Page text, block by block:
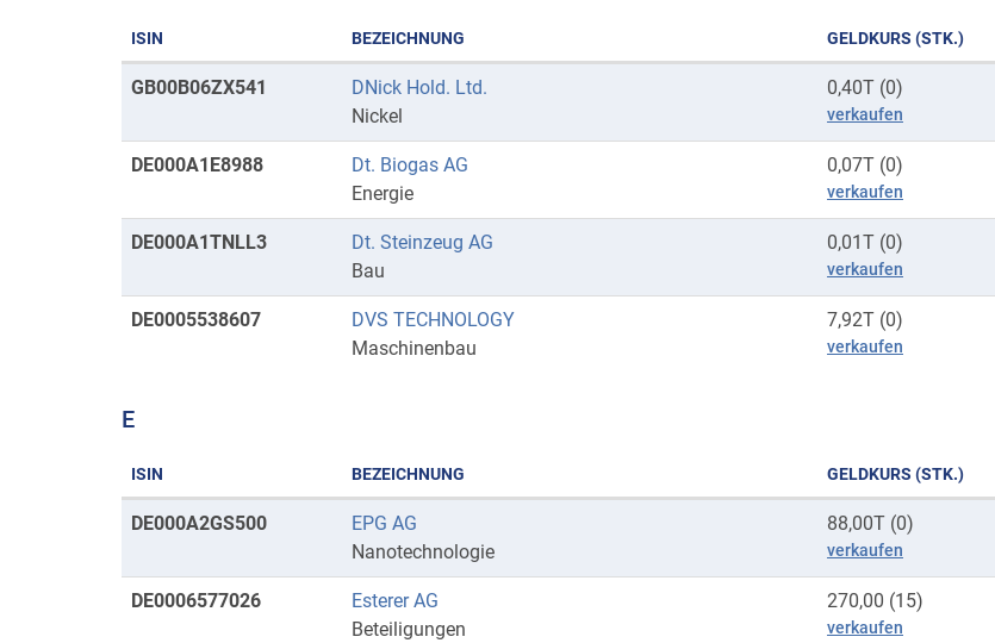
Kurse
Anfangsbuchstaben
D
ISIN BEZEICHNUNG GELDKURS (STK.)
GB00B06ZX541
DNick Hold. Ltd.
Nickel
0,40T (0)
verkaufen
DE000A1E8988
Dt. Biogas AG
Energie
0,07T (0)
verkaufen
DE000A1TNLL3
Dt. Steinzeug AG
Bau
0,01T (0)
verkaufen
DE0005538607
DVS TECHNOLOGY
Maschinenbau
7,92T (0)
verkaufen
E
Kurse
Anfangsbuchstaben
ISIN BEZEICHNUNG GELDKURS (STK.)
DE000A2GS500
EPG AG
Nanotechnologie
88,00T (0)
verkaufen
DE0006577026
Esterer AG
Beteiligungen
270,00 (15)
verkaufen